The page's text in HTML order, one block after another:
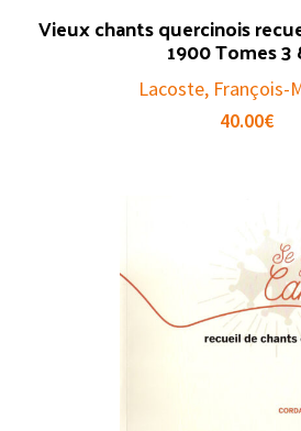
Vieux chants quercinois
1900 Tomes 3
Lacoste, François-
40.00€